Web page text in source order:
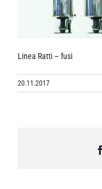
Linea Ratti – fusi
20.11.2017